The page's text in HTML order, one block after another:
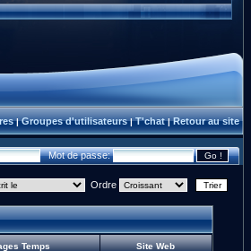
|Groupes d'utilisateurs|T'chat|Retour au site
Mot de passe:
Ordre
Temps Site Web